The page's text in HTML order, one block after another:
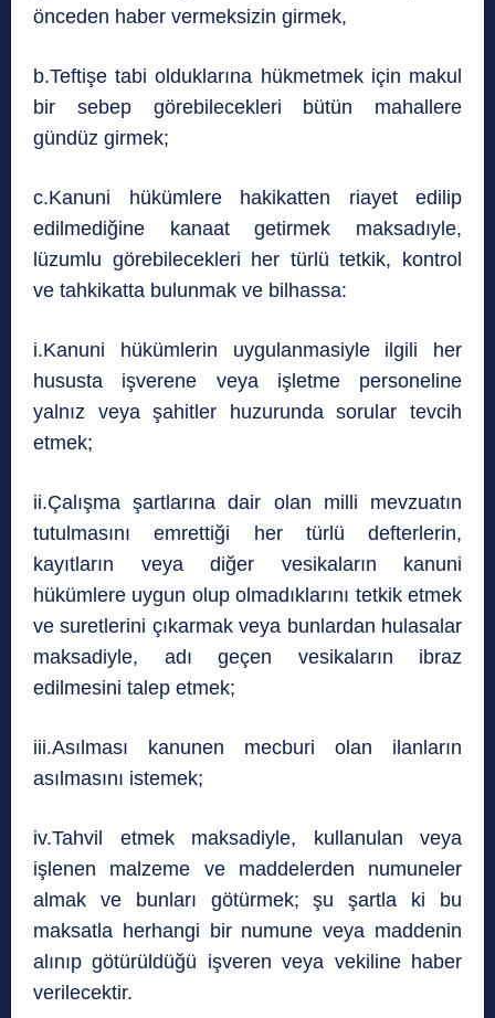
önceden haber vermeksizin girmek,
b.Teftişe tabi olduklarına hükmetmek için makul
bir sebep görebilecekleri bütün mahallere
gündüz girmek;
c.Kanuni hükümlere hakikatten riayet edilip
edilmediğine kanaat getirmek maksadıyle,
lüzumlu görebilecekleri her türlü tetkik, kontrol
ve tahkikatta bulunmak ve bilhassa:
i.Kanuni hükümlerin uygulanmasiyle ilgili her
hususta işverene veya işletme personeline
yalnız veya şahitler huzurunda sorular tevcih
etmek;
ii.Çalışma şartlarına dair olan milli mevzuatın
tutulmasını emrettiği her türlü defterlerin,
kayıtların veya diğer vesikaların kanuni
hükümlere uygun olup olmadıklarını tetkik etmek
ve suretlerini çıkarmak veya bunlardan hulasalar
maksadiyle, adı geçen vesikaların ibraz
edilmesini talep etmek;
iii.Asılması kanunen mecburi olan ilanların
asılmasını istemek;
iv.Tahvil etmek maksadiyle, kullanulan veya
işlenen malzeme ve maddelerden numuneler
almak ve bunları götürmek; şu şartla ki bu
maksatla herhangi bir numune veya maddenin
alınıp götürüldüğü işveren veya vekiline haber
verilecektir.